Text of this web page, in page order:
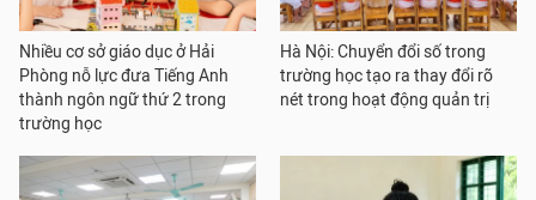
Nhiều cơ sở giáo dục ở Hải
Phòng nỗ lực đưa Tiếng Anh
thành ngôn ngữ thứ 2 trong
trường học
Hà Nội: Chuyển đổi số trong
trường học tạo ra thay đổi rõ
nét trong hoạt động quản trị